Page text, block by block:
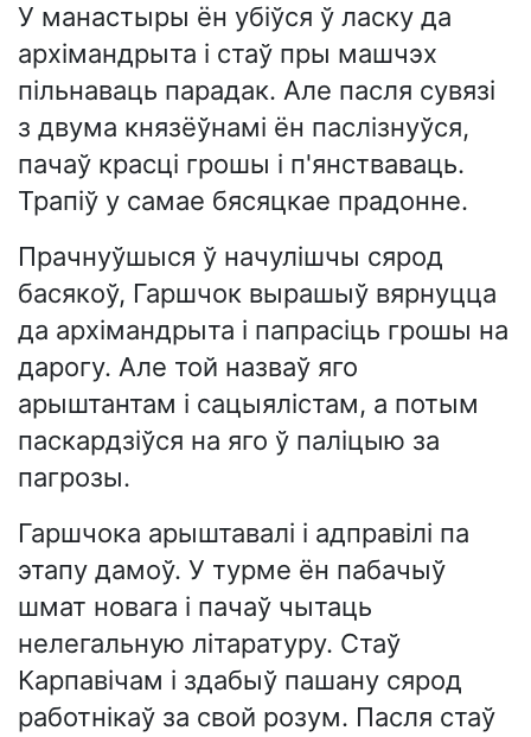
У манастыры ён убіўся ў ласку да
архімандрыта і стаў пры машчэх
пільнаваць парадак. Але пасля сувязі
з двума князёўнамі ён паслізнуўся,
пачаў красці грошы і п'янстваваць.
Трапіў у самае бясяцкае прадонне.
Прачнуўшыся ў начулішчы сярод
басякоў, Гаршчок вырашыў вярнуцца
да архімандрыта і папрасіць грошы на
дарогу. Але той назваў яго
арыштантам і сацыялістам, а потым
паскардзіўся на яго ў паліцыю за
пагрозы.
Гаршчока арыштавалі і адправілі па
этапу дамоў. У турме ён пабачыў
шмат новага і пачаў чытаць
нелегальную літаратуру. Стаў
Карпавічам і здабыў пашану сярод
работнікаў за свой розум. Пасля стаў